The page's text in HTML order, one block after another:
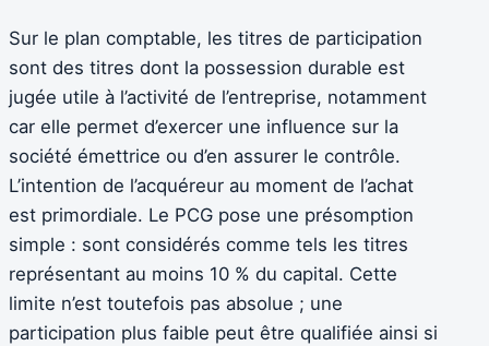
Sur le plan comptable, les titres de participation
sont des titres dont la possession durable est
jugée utile à l’activité de l’entreprise, notamment
car elle permet d’exercer une influence sur la
société émettrice ou d’en assurer le contrôle.
L’intention de l’acquéreur au moment de l’achat
est primordiale. Le PCG pose une présomption
simple : sont considérés comme tels les titres
représentant au moins 10 % du capital. Cette
limite n’est toutefois pas absolue ; une
participation plus faible peut être qualifiée ainsi si